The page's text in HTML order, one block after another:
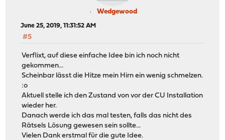
Wedgewood
June 25, 2019, 11:31:52 AM
#5
Verflixt, auf diese einfache Idee bin ich noch nicht
gekommen...
Scheinbar lässt die Hitze mein Hirn ein wenig schmelzen.
:o
Aktuell stelle ich den Zustand von vor der CU Installation
wieder her.
Danach werde ich das mal testen, falls das nicht des
Rätsels Lösung gewesen sein sollte...
Vielen Dank erstmal für die gute Idee.